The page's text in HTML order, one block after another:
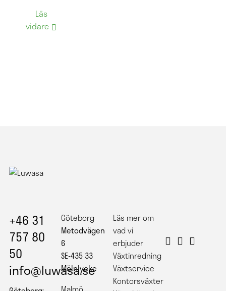
Läs
vidare
+46 31
757 80
50
info@luwasa.se
Göteborg
Metodvägen
6
SE-435 33
Mölnlycke
Läs mer om
vad vi
erbjuder
Växtinredning
Växtservice
Kontorsväxter